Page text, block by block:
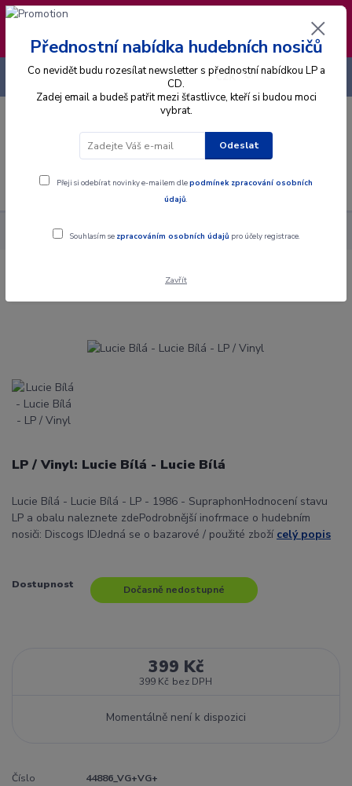
❣️ Od 4.8. do 13.8. čerpám dovolenou. Datum
expedice objednávek se posouvá na pátek
14.8.2026 🐋
Menu
CZK
+420 725 736 293
Alba Gramodesky Lucie Bílá - Lucie Bílá - LP / Vinyl
Lucie Bílá - Lucie Bílá - LP / Vinyl
LP / Vinyl: Lucie Bílá - Lucie Bílá
Lucie Bílá - Lucie Bílá - LP - 1986 - SupraphonHodnocení stavu
LP a obalu naleznete zdePodrobnější inofrmace o hudebním
nosiči: Discogs IDJedná se o bazarové / použité zboží celý popis
Dostupnost Dočasně nedostupné
399 Kč
399 Kč bez DPH
Momentálně není k dispozici
Číslo
44886_VG+VG+
Přednostní nabídka hudebních nosičů
Co nevidět budu rozesílat newsletter s přednostní nabídkou LP a
CD.
Zadej email a budeš patřit mezi šťastlivce, kteří si budou moci
vybrat.
Odeslat
Přeji si odebírat novinky e-mailem dlepodmínek zpracování osobních
údajů.
Souhlasím se zpracováním osobních údajů pro účely registrace.
Zavřít